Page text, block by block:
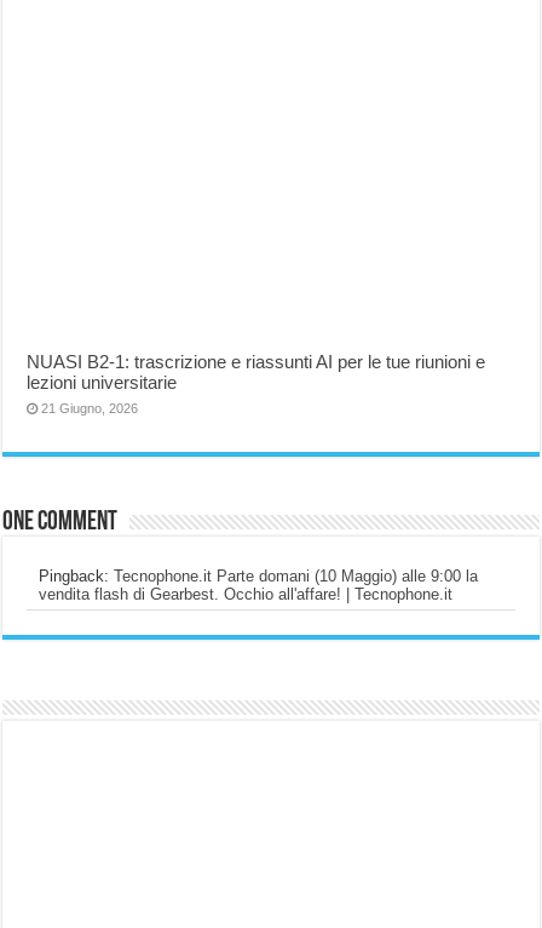
NUASI B2-1: trascrizione e riassunti AI per le tue riunioni e
lezioni universitarie
21 Giugno, 2026
One comment
Pingback:Tecnophone.it Parte domani (10 Maggio) alle 9:00 la
vendita flash di Gearbest. Occhio all'affare! | Tecnophone.it